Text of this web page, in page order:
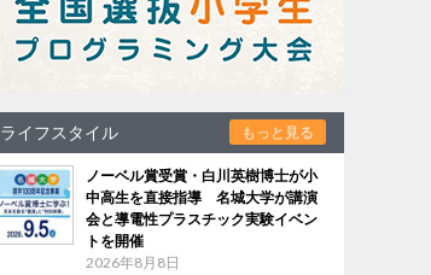
ライフスタイル もっと見る
ノーベル賞受賞・白川英樹博士が小
中高生を直接指導 名城大学が講演
会と導電性プラスチック実験イベン
トを開催
2026年8月8日